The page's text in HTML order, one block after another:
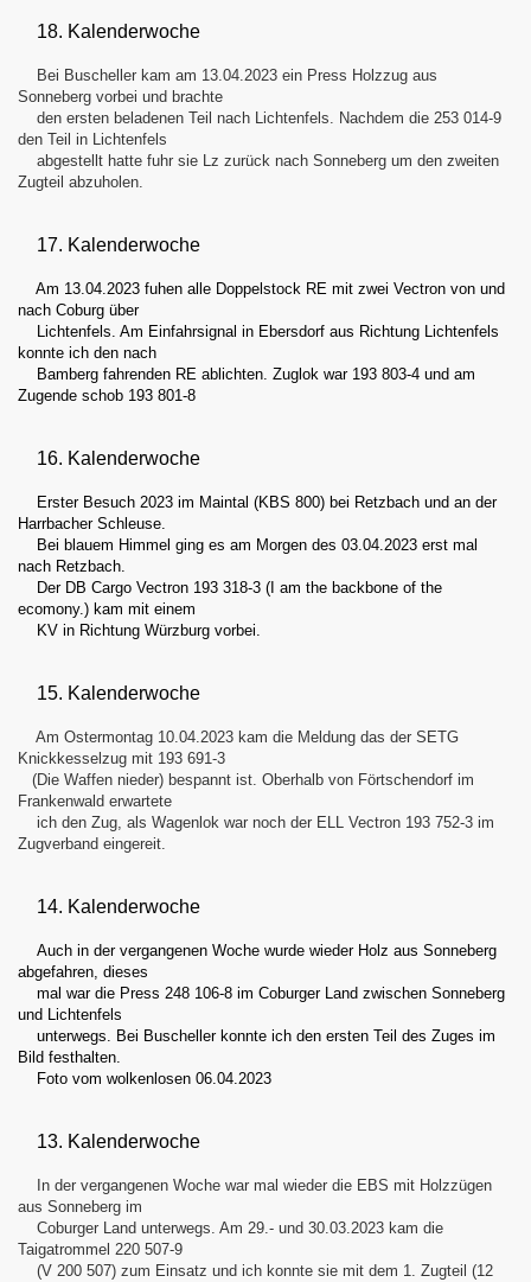
18. Kalenderwoche
Bei Buscheller kam am 13.04.2023 ein Press Holzzug aus
Sonneberg vorbei und brachte
den ersten beladenen Teil nach Lichtenfels. Nachdem die 253 014-9
den Teil in Lichtenfels
abgestellt hatte fuhr sie Lz zurück nach Sonneberg um den zweiten
Zugteil abzuholen.
17. Kalenderwoche
Am 13.04.2023 fuhen alle Doppelstock RE mit zwei Vectron von und
nach Coburg über
Lichtenfels. Am Einfahrsignal in Ebersdorf aus Richtung Lichtenfels
konnte ich den nach
Bamberg fahrenden RE ablichten. Zuglok war 193 803-4 und am
Zugende schob 193 801-8
16. Kalenderwoche
Erster Besuch 2023 im Maintal (KBS 800) bei Retzbach und an der
Harrbacher Schleuse.
Bei blauem Himmel ging es am Morgen des 03.04.2023 erst mal
nach Retzbach.
Der DB Cargo Vectron 193 318-3 (I am the backbone of the
ecomony.) kam mit einem
KV in Richtung Würzburg vorbei.
15. Kalenderwoche
Am Ostermontag 10.04.2023 kam die Meldung das der SETG
Knickkesselzug mit 193 691-3
(Die Waffen nieder) bespannt ist. Oberhalb von Förtschendorf im
Frankenwald erwartete
ich den Zug, als Wagenlok war noch der ELL Vectron 193 752-3 im
Zugverband eingereit.
14. Kalenderwoche
Auch in der vergangenen Woche wurde wieder Holz aus Sonneberg
abgefahren, dieses
mal war die Press 248 106-8 im Coburger Land zwischen Sonneberg
und Lichtenfels
unterwegs. Bei Buscheller konnte ich den ersten Teil des Zuges im
Bild festhalten.
Foto vom wolkenlosen 06.04.2023
13. Kalenderwoche
In der vergangenen Woche war mal wieder die EBS mit Holzzügen
aus Sonneberg im
Coburger Land unterwegs. Am 29.- und 30.03.2023 kam die
Taigatrommel 220 507-9
(V 200 507) zum Einsatz und ich konnte sie mit dem 1. Zugteil (12